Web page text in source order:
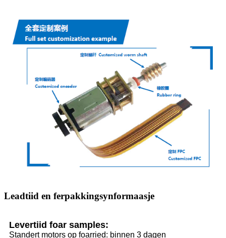
Leadtiid en ferpakkingsynformaasje
Levertiid foar samples:
Standert motors op foarried: binnen 3 dagen